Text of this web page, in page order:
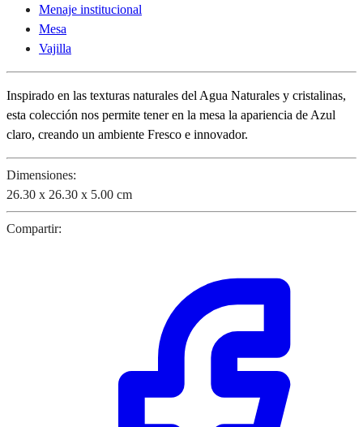
Menaje institucional
Mesa
Vajilla
Inspirado en las texturas naturales del Agua Naturales y cristalinas,
esta colección nos permite tener en la mesa la apariencia de Azul
claro, creando un ambiente Fresco e innovador.
Dimensiones:
26.30 x 26.30 x 5.00 cm
Compartir: